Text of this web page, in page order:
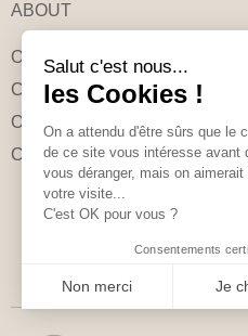
ABOUT
Our story
Contact us
Our commitments
Care instructions
Salut c'est nous...
les Cookies !
On a attendu d'être sûrs que le
de ce site vous intéresse avant
vous déranger, mais on
votre visite...
C'est OK pour vous ?
Consentements
Non merci Je